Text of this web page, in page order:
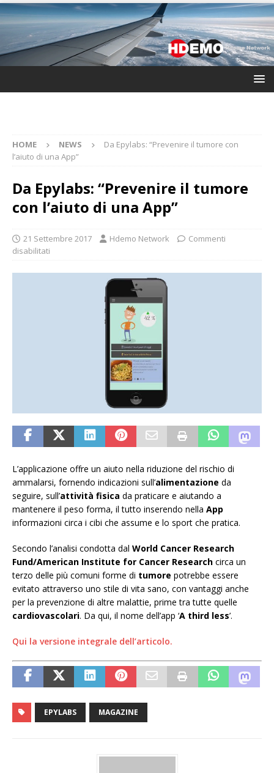
HOME NEWS
Da Epylabs: “Prevenire il tumore con
l’aiuto di una App”
Da Epylabs: “Prevenire il tumore
con l’aiuto di una App”
21 Settembre 2017 Hdemo Network
Commenti
disabilitati
L’applicazione offre un aiuto nella riduzione del rischio di
ammalarsi, fornendo indicazioni sull’alimentazione da
seguire, sull’attività fisica da praticare e aiutando a
mantenere il peso forma, il tutto inserendo nella App
informazioni circa i cibi che assume e lo sport che pratica.
Secondo l’analisi condotta dal World Cancer Research
Fund/American Institute for Cancer Research circa un
terzo delle più comuni forme di tumore potrebbe essere
evitato attraverso uno stile di vita sano, con vantaggi anche
per la prevenzione di altre malattie, prime tra tutte quelle
cardiovascolari. Da qui, il nome dell’app ‘A third less’.
Qui la versione integrale dell’articolo.
EPYLABS MAGAZINE